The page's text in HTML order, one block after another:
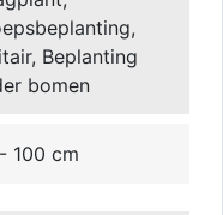
Beplanting
bomen
100 cm